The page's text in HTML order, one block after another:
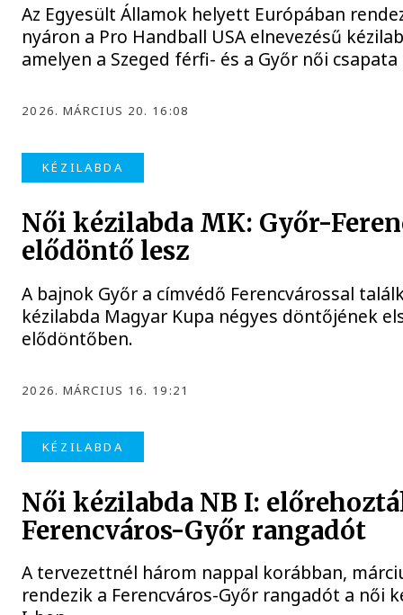
Az Egyesült Államok helyett Európában
nyáron a Pro Handball USA elnevezésű
amelyen a Szeged férfi- és a Győr női
2026. MÁRCIUS 20. 16:08
KÉZILABDA
Női kézilabda MK: Győr-
elődöntő lesz
A bajnok Győr a címvédő Ferencvárossal
kézilabda Magyar Kupa négyes döntőjének
elődöntőben.
2026. MÁRCIUS 16. 19:21
KÉZILABDA
Női kézilabda NB I:
Ferencváros-Győr rangadót
A tervezettnél három nappal korábban,
rendezik a Ferencváros-Győr rangadót a női